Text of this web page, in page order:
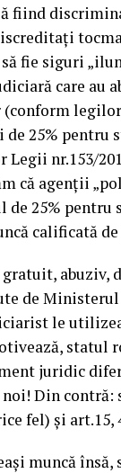
fiind
fie siguri
care au
(conform
25% pentru
nr.153/
că agenții
25%
calificată
abuziv,
de
le
juridic
Din
fel) și
muncă însă,